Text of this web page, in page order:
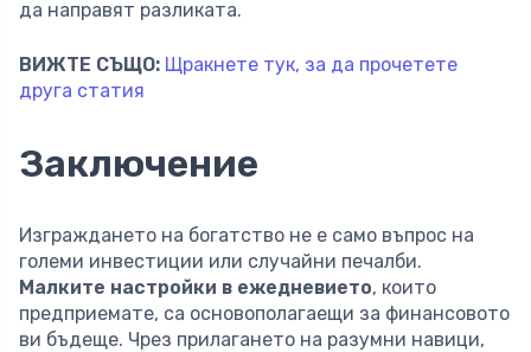
да направят разликата.
ВИЖТЕ СЪЩО: Щракнете тук, за да прочетете
друга статия
Заключение
Изграждането на богатство не е само въпрос на
големи инвестиции или случайни печалби.
Малките настройки в ежедневието, които
предприемате, са основополагаещи за финансовото
ви бъдеще. Чрез прилагането на разумни навици,